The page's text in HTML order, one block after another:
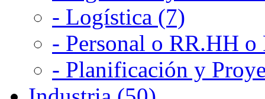
- Logística (7)
- Personal o RR.HH
- Planificación y